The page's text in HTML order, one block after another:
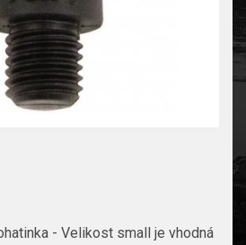
- Velikost small je vhodná